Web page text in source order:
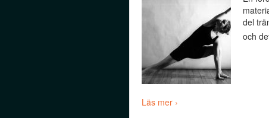
del
och
Läs mer ›